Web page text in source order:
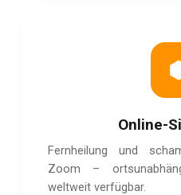
Online-
Fernheilung und
Zoom –
weltweit verfügbar.